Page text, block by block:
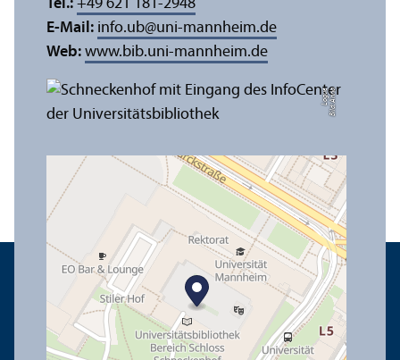
Bil
d:
A
n
n
a
L
o
g
u
e
Tel.: +49 621 181-2948
E-Mail: info.ub@uni-mannheim.de
Web: www.bib.uni-mannheim.de